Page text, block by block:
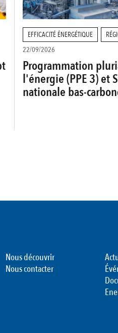
EFFICACITÉ ÉNERGÉTIQUE
22/09/2026
Programmation
l'énergie (PPE 3) et
nationale bas-
Nous découvrir
Nous contacter